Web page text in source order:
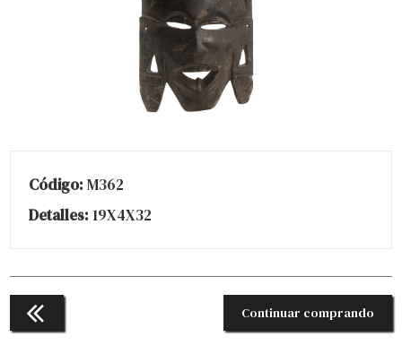
Código: M362
Detalles: 19X4X32
Continuar comprando